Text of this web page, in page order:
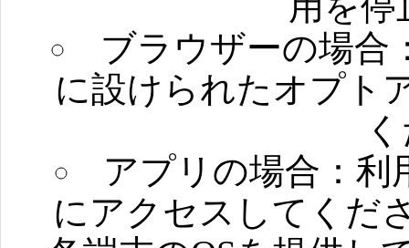
ブラウザーの場合
に設けられたオプト
アプリの場合：利
にアクセスしてくだ